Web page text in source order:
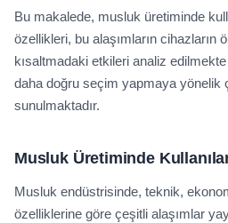
Bu makalede, musluk üretiminde
özellikleri, bu alaşımların cihazların
kısaltmadaki etkileri analiz
daha doğru seçim yapmaya yönelik
sunulmaktadır.
Musluk Üretiminde
Musluk endüstrisinde, teknik,
özelliklerine göre çeşitli alaşımlar